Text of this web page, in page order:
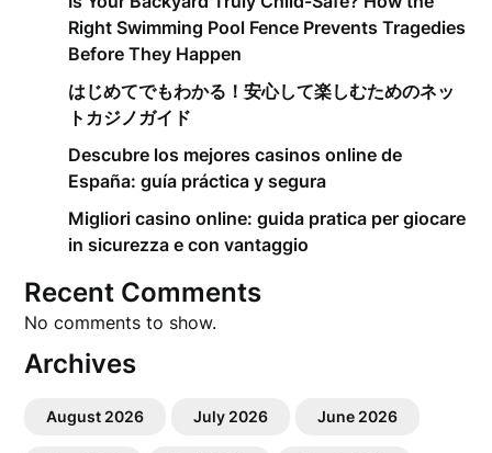
Right Swimming Pool Fence Prevents Tragedies
Before They Happen
はじめてでもわかる！安心して楽しむためのネッ
トカジノガイド
Descubre los mejores casinos online de
España: guía práctica y segura
Migliori casino online: guida pratica per giocare
in sicurezza e con vantaggio
Recent Comments
No comments to show.
Archives
August 2026 July 2026 June 2026